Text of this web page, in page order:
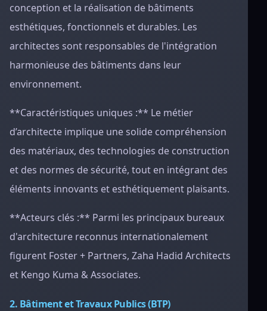
conception et la réalisation de bâtiments
esthétiques, fonctionnels et durables. Les
architectes sont responsables de l'intégration
harmonieuse des bâtiments dans leur
environnement.
**Caractéristiques uniques :** Le métier
d’architecte implique une solide compréhension
des matériaux, des technologies de construction
et des normes de sécurité, tout en intégrant des
éléments innovants et esthétiquement plaisants.
**Acteurs clés :** Parmi les principaux bureaux
d'architecture reconnus internationalement
figurent Foster + Partners, Zaha Hadid Architects
et Kengo Kuma & Associates.
2. Bâtiment et Travaux Publics (BTP)